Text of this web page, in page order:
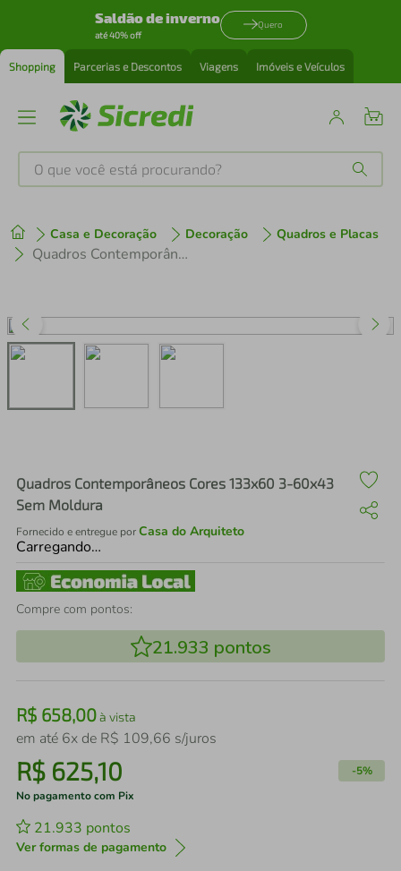
Saldão de inverno
até 40% off
Quero
Shopping Parcerias e Descontos Viagens Imóveis e Veículos
O que você está procurando?
Casa e Decoração Decoração Quadros e Placas
Quadros Contemporâneos Cores 133x60 3-60x43 Sem Moldura
Quadros Contemporâneos Cores 133x60 3-60x43
Sem Moldura
Fornecido e entregue porCasa do Arquiteto
Carregando…
Compre com pontos:
21.933 pontos
R$ 658,00à vista
em até 6x de R$ 109,66 s/juros
R$ 625,10 -5%
No pagamento com Pix
21.933 pontos
Ver formas de pagamento
1º tenis
perfume